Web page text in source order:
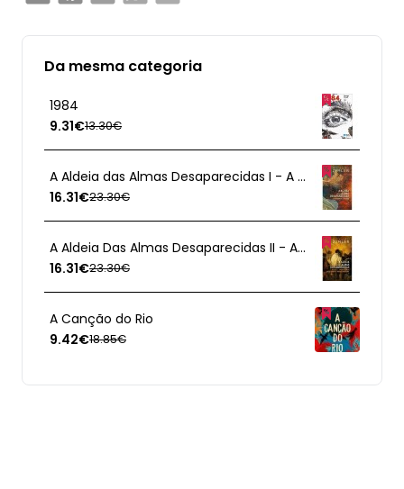
Da mesma categoria
1984
9.31€13.30€
A Aldeia das Almas Desaparecidas I - A Aldeia do Avesso
16.31€23.30€
A Aldeia Das Almas Desaparecidas II - Aquilo Que Procuramos Esta Sempre a Nossa Procura
16.31€23.30€
A Canção do Rio
9.42€18.85€